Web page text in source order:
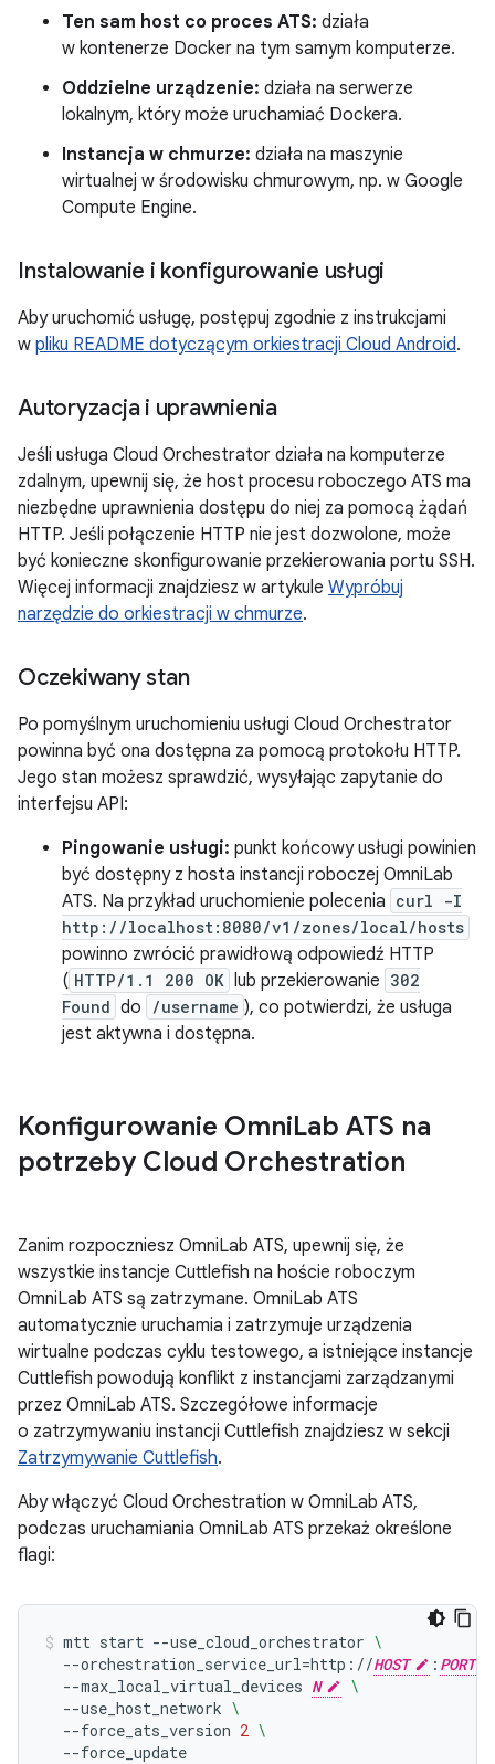
Ten sam host co proces ATS: działa
w kontenerze Docker na tym samym komputerze.
Oddzielne urządzenie: działa na serwerze
lokalnym, który może uruchamiać Dockera.
Instancja w chmurze: działa na maszynie
wirtualnej w środowisku chmurowym, np. w Google
Compute Engine.
Instalowanie i konfigurowanie usługi
Aby uruchomić usługę, postępuj zgodnie z instrukcjami
w pliku README dotyczącym orkiestracji Cloud Android.
Autoryzacja i uprawnienia
Jeśli usługa Cloud Orchestrator działa na komputerze
zdalnym, upewnij się, że host procesu roboczego ATS ma
niezbędne uprawnienia dostępu do niej za pomocą żądań
HTTP. Jeśli połączenie HTTP nie jest dozwolone, może
być konieczne skonfigurowanie przekierowania portu SSH.
Więcej informacji znajdziesz w artykule Wypróbuj
narzędzie do orkiestracji w chmurze.
Oczekiwany stan
Po pomyślnym uruchomieniu usługi Cloud Orchestrator
powinna być ona dostępna za pomocą protokołu HTTP.
Jego stan możesz sprawdzić, wysyłając zapytanie do
interfejsu API:
Pingowanie usługi: punkt końcowy usługi powinien
być dostępny z hosta instancji roboczej OmniLab
ATS. Na przykład uruchomienie polecenia curl -I
http://localhost:8080/v1/zones/local/hosts
powinno zwrócić prawidłową odpowiedź HTTP
( HTTP/1.1 200 OK lub przekierowanie 302
Found do /username ), co potwierdzi, że usługa
jest aktywna i dostępna.
Konfigurowanie OmniLab ATS na
potrzeby Cloud Orchestration
Zanim rozpoczniesz OmniLab ATS, upewnij się, że
wszystkie instancje Cuttlefish na hoście roboczym
OmniLab ATS są zatrzymane. OmniLab ATS
automatycznie uruchamia i zatrzymuje urządzenia
wirtualne podczas cyklu testowego, a istniejące instancje
Cuttlefish powodują konflikt z instancjami zarządzanymi
przez OmniLab ATS. Szczegółowe informacje
o zatrzymywaniu instancji Cuttlefish znajdziesz w sekcji
Zatrzymywanie Cuttlefish.
Aby włączyć Cloud Orchestration w OmniLab ATS,
podczas uruchamiania OmniLab ATS przekaż określone
flagi:
mtt start --use_cloud_orchestrator \
--orchestration_service_url=http://HOST : PORT
--max_local_virtual_devices N
\
--use_host_network \
--force_ats_version 2 \
--force_update